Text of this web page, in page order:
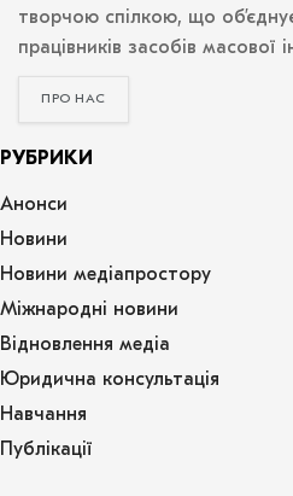
творчою спілкою, що
працівників засобів масової
ПРО НАС
РУБРИКИ
Анонси
Новини
Новини медіапростору
Міжнародні новини
Відновлення медіа
Юридична консультація
Навчання
Публікації